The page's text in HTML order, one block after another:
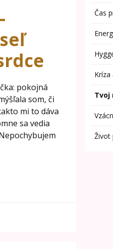
pokojná
som, či
mi to dáva
sa vedia
Čas
Tvoj
Život